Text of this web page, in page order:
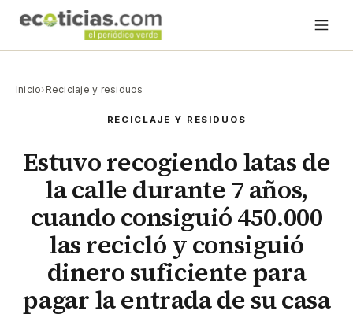
Inicio› Reciclaje y residuos
RECICLAJE Y RESIDUOS
Estuvo recogiendo latas de
la calle durante 7 años,
cuando consiguió 450.000
las recicló y consiguió
dinero suficiente para
pagar la entrada de su casa